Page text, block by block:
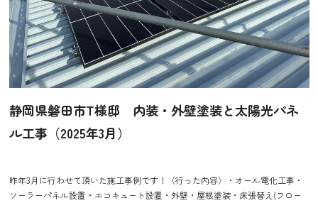
静岡県磐田市T様邸 内装・外壁塗装と太陽光パネ
ル工事（2025年3月）
昨年3月に行わせて頂いた施工事例です！〈行った内容〉・オール電化工事・
ソーラーパネル設置・エコキュート設置・外壁・屋根塗装・床張替え(フロー